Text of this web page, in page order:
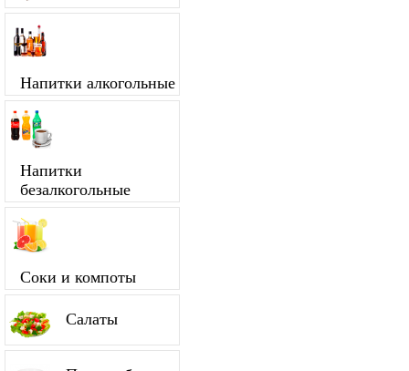
Напитки алкогольные
Напитки
безалкогольные
Соки и компоты
Салаты